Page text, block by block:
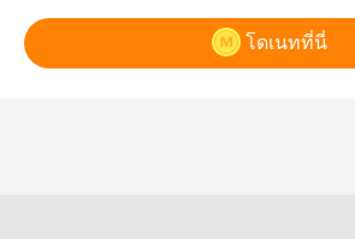
โดเนทที่นี่